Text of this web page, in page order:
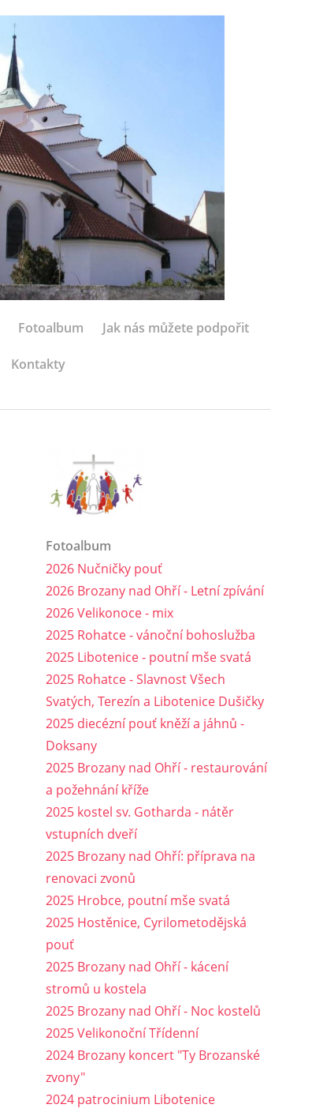
Fotoalbum Jak nás můžete podpořit
Kontakty
Fotoalbum
2026 Nučničky pouť
2026 Brozany nad Ohří - Letní zpívání
2026 Velikonoce - mix
2025 Rohatce - vánoční bohoslužba
2025 Libotenice - poutní mše svatá
2025 Rohatce - Slavnost Všech
Svatých, Terezín a Libotenice Dušičky
2025 diecézní pouť kněží a jáhnů -
Doksany
2025 Brozany nad Ohří - restaurování
a požehnání kříže
2025 kostel sv. Gotharda - nátěr
vstupních dveří
2025 Brozany nad Ohří: příprava na
renovaci zvonů
2025 Hrobce, poutní mše svatá
2025 Hostěnice, Cyrilometodějská
pouť
2025 Brozany nad Ohří - kácení
stromů u kostela
2025 Brozany nad Ohří - Noc kostelů
2025 Velikonoční Třídenní
2024 Brozany koncert "Ty Brozanské
zvony"
2024 patrocinium Libotenice